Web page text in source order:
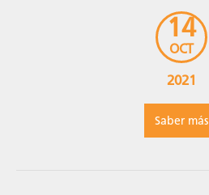
14
OCT
2021
Saber más